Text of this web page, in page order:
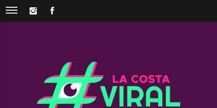
Skip
INSTAGRAM